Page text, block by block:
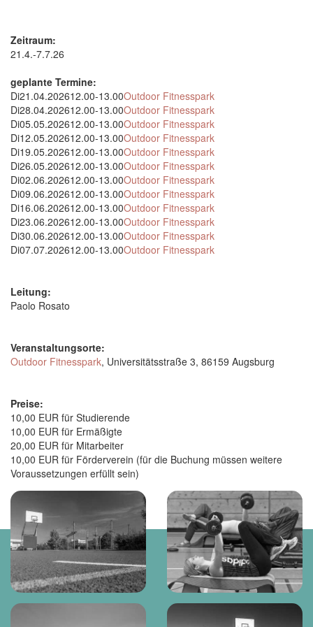
Zeitraum:
21.4.-7.7.26
geplante Termine:
Di21.04.202612.00-13.00Outdoor Fitnesspark
Di28.04.202612.00-13.00Outdoor Fitnesspark
Di05.05.202612.00-13.00Outdoor Fitnesspark
Di12.05.202612.00-13.00Outdoor Fitnesspark
Di19.05.202612.00-13.00Outdoor Fitnesspark
Di26.05.202612.00-13.00Outdoor Fitnesspark
Di02.06.202612.00-13.00Outdoor Fitnesspark
Di09.06.202612.00-13.00Outdoor Fitnesspark
Di16.06.202612.00-13.00Outdoor Fitnesspark
Di23.06.202612.00-13.00Outdoor Fitnesspark
Di30.06.202612.00-13.00Outdoor Fitnesspark
Di07.07.202612.00-13.00Outdoor Fitnesspark
Leitung:
Paolo Rosato
Veranstaltungsorte:
Outdoor Fitnesspark, Universitätsstraße 3, 86159 Augsburg
Preise:
10,00 EUR für Studierende
10,00 EUR für Ermäßigte
20,00 EUR für Mitarbeiter
10,00 EUR für Förderverein (für die Buchung müssen weitere
Voraussetzungen erfüllt sein)